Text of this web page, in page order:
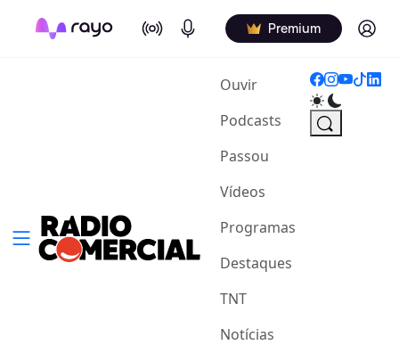
On Air Podcasts Premium Log in
Ouvir(current)
Podcasts
Passou
Vídeos
Programas
Destaques
TNT
Notícias